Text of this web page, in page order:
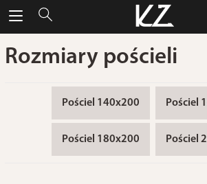
Rozmiary pościeli
Pościel 140x200 Pościel
Pościel 180x200 Pościel